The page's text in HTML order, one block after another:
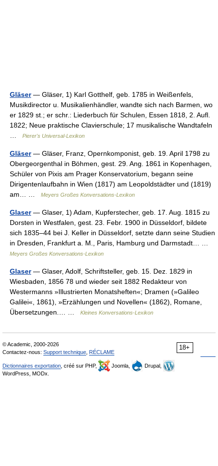
Gläser— Gläser, 1) Karl Gotthelf, geb. 1785 in Weißenfels,
Musikdirector u. Musikalienhändler, wandte sich nach Barmen, wo
er 1829 st.; er schr.: Liederbuch für Schulen, Essen 1818, 2. Aufl.
1822; Neue praktische Clavierschule; 17 musikalische Wandtafeln
Pierer's Universal-Lexikon
Gläser— Gläser, Franz, Opernkomponist, geb. 19. April 1798 zu
Obergeorgenthal in Böhmen, gest. 29. Ang. 1861 in Kopenhagen,
Schüler von Pixis am Prager Konservatorium, begann seine
Dirigentenlaufbahn in Wien (1817) am Leopoldstädter und (1819)
am… …
Meyers Großes Konversations-Lexikon
Glaser— Glaser, 1) Adam, Kupferstecher, geb. 17. Aug. 1815 zu
Dorsten in Westfalen, gest. 23. Febr. 1900 in Düsseldorf, bildete
sich 1835–44 bei J. Keller in Düsseldorf, setzte dann seine Studien
in Dresden, Frankfurt a. M., Paris, Hamburg und Darmstadt… …
Meyers Großes Konversations-Lexikon
Glaser— Glaser, Adolf, Schriftsteller, geb. 15. Dez. 1829 in
Wiesbaden, 1856 78 und wieder seit 1882 Redakteur von
Westermanns »Illustrierten Monatsheften«; Dramen (»Galileo
Galilei«, 1861), »Erzählungen und Novellen« (1862), Romane,
Übersetzungen.… …
Kleines Konversations-Lexikon
18+
© Academic, 2000-2026
Contactez-nous: Support technique RÉCLAME
Dictionnaires exportation , créé sur PHP, Joomla,
Drupal,
WordPress, MODx.